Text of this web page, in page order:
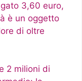
3,60 euro,
è un oggetto
di oltre
2 milioni di